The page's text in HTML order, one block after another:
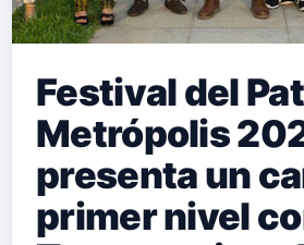
Festival del
Metrópolis
presenta un
primer nivel